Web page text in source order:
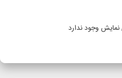
نمایش وجود ندارد